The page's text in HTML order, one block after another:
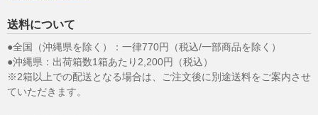
送料について
●全国（沖縄県を除く）：一律770円（税込/一部商品を除く）
●沖縄県：出荷箱数1箱あたり2,200円（税込）
※2箱以上での配送となる場合は、ご注文後に別途送料をご案内させ
ていただきます。